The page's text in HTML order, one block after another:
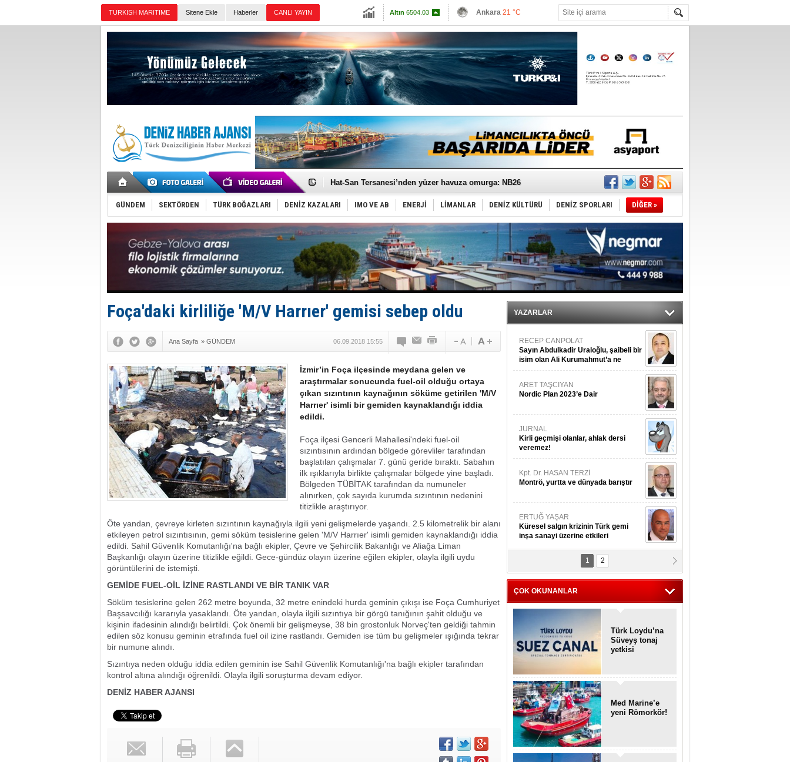
TURKISH MARITIME Sitene Ekle Haberler CANLI YAYIN
Altın 6504.03
Euro55.059
Ankara 21 °C
Antalya27 °C
Muğla 24 °C
Çanakkale 25 °C
Türk Loydu’na Süveyş tonaj yetkisi
Hat-San Tersanesi’nden yüzer havuza omurga: NB26
Med Marine’e yeni Römorkör!
KOSDER’den Karadeniz için ‘Çağrı’!
Kalyoncu’dan ‘Sefer’ kararı!
Tekne, su aldı: 100 yolcu, tahliye edildi
Bacasında yangın çıkan Tanker, demirletildi
Dışişleri Bakanlığı'ndan açıklama: "Takipteyiz"
Depo ve tekneler, alevlere teslim oldu
Kruvaziyer Şirketleri işte buralara ‘Yatırım’ yapıyor
SES Yachts’tan EPOQ 36!
Kargıcak Koyu’nda tekne yangını!
Denizlerin dibinde 8 bin 500 gemi petrol sızıntısı riskiyle çürüyor
İstanbul: Gemide yangın çıktı!
GÜNDEM SEKTÖRDEN TÜRK BOĞAZLARI DENİZ KAZALARI IMO VE AB ENERJİ LİMANLAR DENİZ KÜLTÜRÜ DENİZ SPORLARI DİĞER »
Foça'daki kirliliğe 'M/V Harrıer' gemisi sebep oldu
Ana Sayfa » GÜNDEM 06.09.2018 15:55
İzmir’in Foça ilçesinde meydana gelen ve
araştırmalar sonucunda fuel-oil olduğu ortaya
çıkan sızıntının kaynağının söküme getirilen 'M/V
Harrıer' isimli bir gemiden kaynaklandığı iddia
edildi.
Foça ilçesi Gencerli Mahallesi'ndeki fuel-oil
sızıntısının ardından bölgede görevliler tarafından
başlatılan çalışmalar 7. günü geride bıraktı. Sabahın
ilk ışıklarıyla birlikte çalışmalar bölgede yine başladı.
Bölgeden TÜBİTAK tarafından da numuneler
alınırken, çok sayıda kurumda sızıntının nedenini
titizlikle araştırıyor.
Öte yandan, çevreye kirleten sızıntının kaynağıyla ilgili yeni gelişmelerde yaşandı. 2.5 kilometrelik bir alanı
etkileyen petrol sızıntısının, gemi söküm tesislerine gelen 'M/V Harrıer' isimli gemiden kaynaklandığı iddia
edildi. Sahil Güvenlik Komutanlığı'na bağlı ekipler, Çevre ve Şehircilik Bakanlığı ve Aliağa Liman
Başkanlığı olayın üzerine titizlikle eğildi. Gece-gündüz olayın üzerine eğilen ekipler, olayla ilgili uydu
görüntülerini de istemişti.
GEMİDE FUEL-OİL İZİNE RASTLANDI VE BİR TANIK VAR
Söküm tesislerine gelen 262 metre boyunda, 32 metre enindeki hurda geminin çıkışı ise Foça Cumhuriyet
Başsavcılığı kararıyla yasaklandı. Öte yandan, olayla ilgili sızıntıya bir görgü tanığının şahit olduğu ve
kişinin ifadesinin alındığı belirtildi. Çok önemli bir gelişmeyse, 38 bin grostonluk Norveç'ten geldiği tahmin
edilen söz konusu geminin etrafında fuel oil izine rastlandı. Gemiden ise tüm bu gelişmeler ışığında tekrar
bir numune alındı.
Sızıntıya neden olduğu iddia edilen geminin ise Sahil Güvenlik Komutanlığı'na bağlı ekipler tarafından
kontrol altına alındığı öğrenildi. Olayla ilgili soruşturma devam ediyor.
DENİZ HABER AJANSI
YAZARLAR
RECEP CANPOLAT
Sayın Abdulkadir Uraloğlu, şaibeli bir
isim olan Ali Kurumahmut’a ne
danışıyorsunuz?
ARET TAŞCIYAN
Nordic Plan 2023’e Dair
JURNAL
Kirli geçmişi olanlar, ahlak dersi
veremez!
Kpt. Dr. HASAN TERZİ
Montrö, yurtta ve dünyada barıştır
ERTUĞ YAŞAR
Küresel salgın krizinin Türk gemi
inşa sanayi üzerine etkileri
Kpt. MESUT AZMİ GÖKSOY
ithafen...
1 2
ÇOK OKUNANLAR
Türk Loydu’na
Süveyş tonaj
yetkisi
Med Marine’e
yeni Römorkör!